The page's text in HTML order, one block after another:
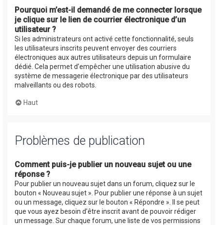
Pourquoi m’est-il demandé de me connecter lorsque
je clique sur le lien de courrier électronique d’un
utilisateur ?
Si les administrateurs ont activé cette fonctionnalité, seuls
les utilisateurs inscrits peuvent envoyer des courriers
électroniques aux autres utilisateurs depuis un formulaire
dédié. Cela permet d’empêcher une utilisation abusive du
système de messagerie électronique par des utilisateurs
malveillants ou des robots.
Haut
Problèmes de publication
Comment puis-je publier un nouveau sujet ou une
réponse ?
Pour publier un nouveau sujet dans un forum, cliquez sur le
bouton « Nouveau sujet ». Pour publier une réponse à un sujet
ou un message, cliquez sur le bouton « Répondre ». Il se peut
que vous ayez besoin d’être inscrit avant de pouvoir rédiger
un message. Sur chaque forum, une liste de vos permissions